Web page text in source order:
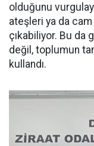
olduğunu
ateşleri ya da
çıkabiliyor. Bu
değil, toplumun
kullandı.